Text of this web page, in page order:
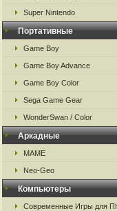
Super Nintendo
Портативные
Game Boy
Game Boy Advance
Game Boy Color
Sega Game Gear
WonderSwan / Color
Аркадные
MAME
Neo-Geo
Компьютеры
Современные Игры для